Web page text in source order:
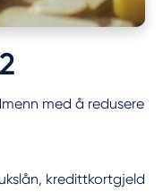
med å redusere
kredittkortgjeld